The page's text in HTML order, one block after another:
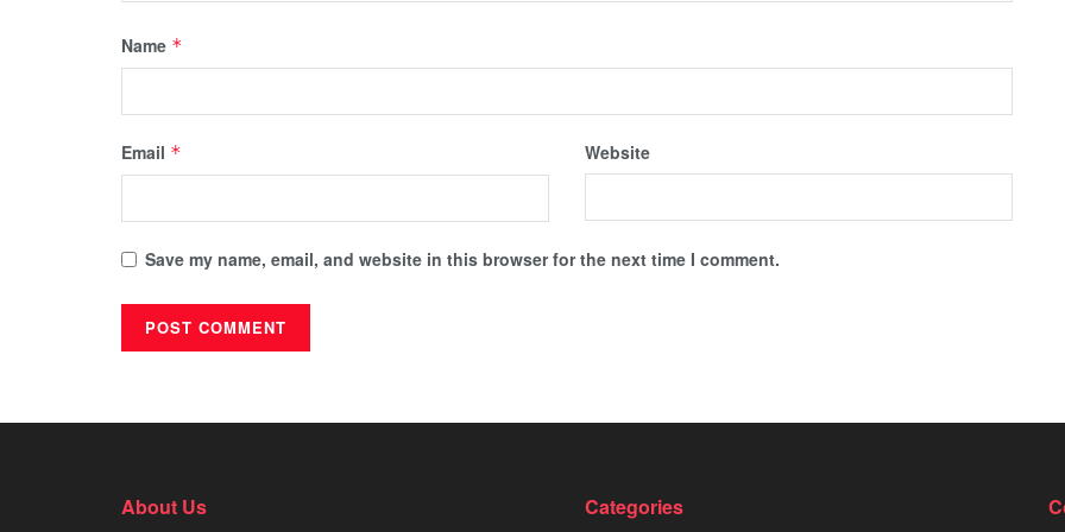
Name *
Email * Website
Save my name, email, and website in this browser for the next time I comment.
About Us Categories